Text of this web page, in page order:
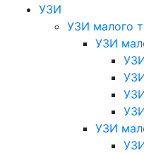
УЗИ
УЗИ малого
УЗИ
УЗИ